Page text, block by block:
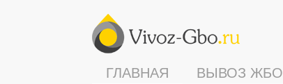
ГЛАВНАЯ ВЫВОЗ ЖБО